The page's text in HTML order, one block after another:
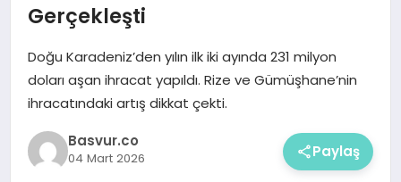
KRIPTO HABER
Gerçekleşti
Doğu Karadeniz’den yılın ilk iki ayında 231 milyon
doları aşan ihracat yapıldı. Rize ve Gümüşhane’nin
ihracatındaki artış dikkat çekti.
Basvur.co
04 Mart 2026 Paylaş